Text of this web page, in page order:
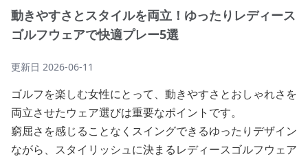
動きやすさとスタイルを両立！ゆったりレディース
ゴルフウェアで快適プレー5選
更新日 2026-06-11
ゴルフを楽しむ女性にとって、動きやすさとおしゃれさを
両立させたウェア選びは重要なポイントです。
窮屈さを感じることなくスイングできるゆったりデザイン
ながら、スタイリッシュに決まるレディースゴルフウェア